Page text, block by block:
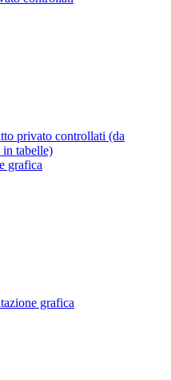
privato controllati (da
in tabelle)
grafica
grafica